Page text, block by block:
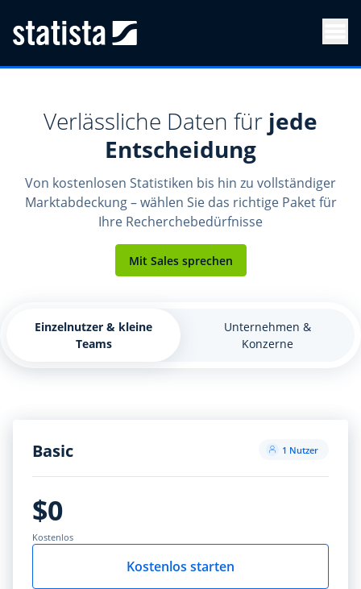
Verlässliche Daten für jede
Entscheidung
Von kostenlosen Statistiken bis hin zu vollständiger
Marktabdeckung – wählen Sie das richtige Paket für
Ihre Recherchebedürfnisse
Mit Sales sprechen
Einzelnutzer & kleine
Teams
Unternehmen &
Konzerne
Basic 1 Nutzer
$0
Kostenlos
Kostenlos starten